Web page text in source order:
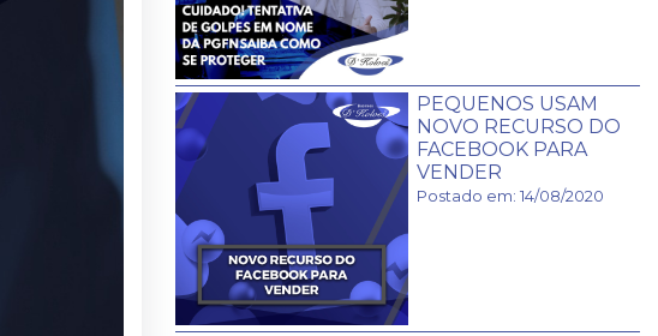
PEQUENOS USAM
NOVO RECURSO DO
FACEBOOK PARA
VENDER
Postado em: 14/08/2020